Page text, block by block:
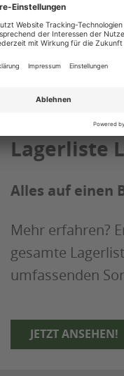
Sie bei
an
etwa
Lagerliste
Alles auf einen
Mehr erfahren?
gesamte
umfassenden
JETZT ANSEHEN!